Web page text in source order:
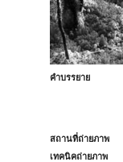
คำบรรยาย
สถานที่ถ่ายภาพ
เทคนิคถ่ายภาพ